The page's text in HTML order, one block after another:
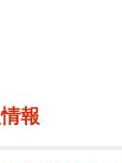
報